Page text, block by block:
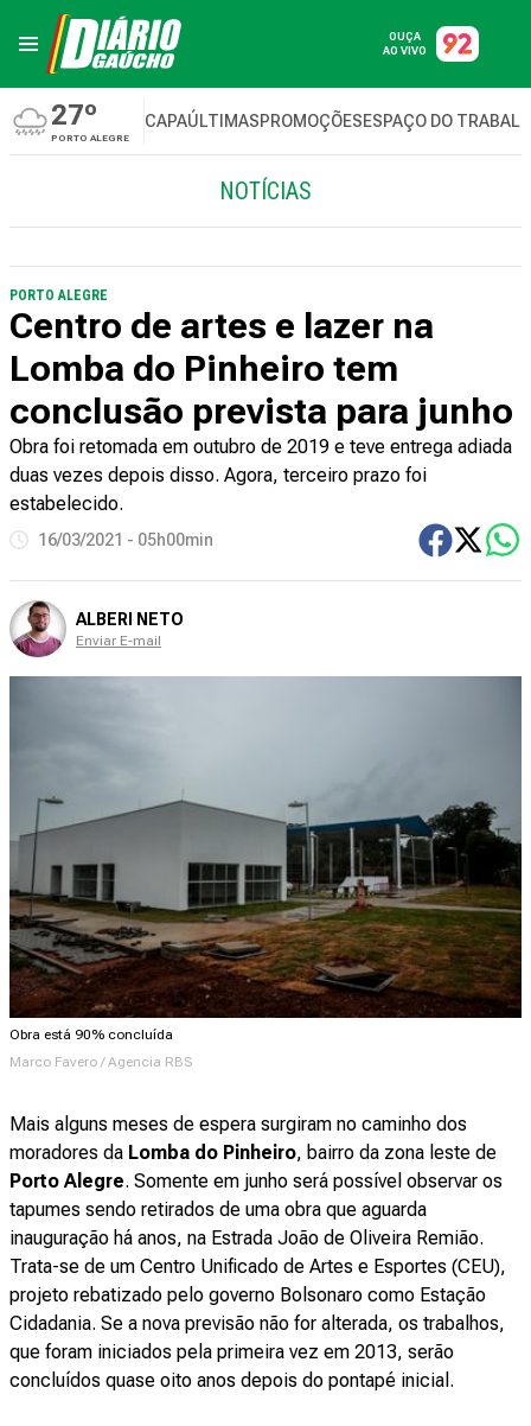
OUÇA
AO VIVO
27º
PORTO ALEGRE
CAPAÚLTIMASPROMOÇÕESESPAÇO DO
NOTÍCIAS
PORTO ALEGRE
Centro de artes e lazer na
Lomba do Pinheiro tem
conclusão prevista para junho
Obra foi retomada em outubro de 2019 e teve entrega adiada
duas vezes depois disso. Agora, terceiro prazo foi
estabelecido.
16/03/2021 - 05h00min
ALBERI NETO
Enviar E-mail
Obra está 90% concluída
Marco Favero / Agencia RBS
Mais alguns meses de espera surgiram no caminho dos
moradores da Lomba do Pinheiro, bairro da zona leste de
Porto Alegre. Somente em junho será possível observar os
tapumes sendo retirados de uma obra que aguarda
inauguração há anos, na Estrada João de Oliveira Remião.
Trata-se de um Centro Unificado de Artes e Esportes (CEU),
projeto rebatizado pelo governo Bolsonaro como Estação
Cidadania. Se a nova previsão não for alterada, os trabalhos,
que foram iniciados pela primeira vez em 2013, serão
concluídos quase oito anos depois do pontapé inicial.